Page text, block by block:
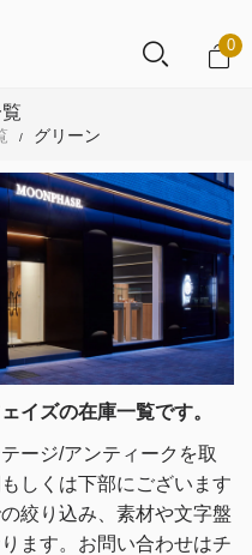
0
/ グリーン
イズの在庫一覧です。
ージ/アンティークを取
しくは下部にございます
絞り込み、素材や文字盤
ます。 お問い合わせはチ